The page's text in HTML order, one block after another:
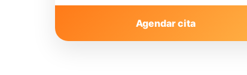
Agendar cita